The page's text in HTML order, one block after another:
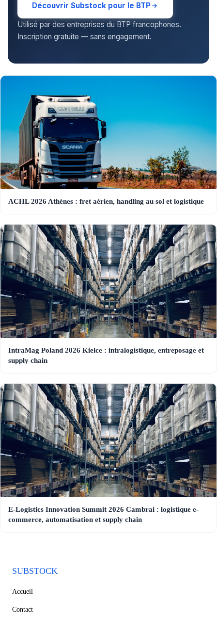
Découvrir Substock pour le BTP
Utilisé par des entreprises du BTP francophones.
Inscription gratuite — sans engagement.
ACHL 2026 Athènes : fret aérien, handling au sol et logistique
IntraMag Poland 2026 Kielce : intralogistique, entreposage et
supply chain
E-Logistics Innovation Summit 2026 Cambrai : logistique e-
commerce, automatisation et supply chain
SUBSTOCK
Accueil
Contact